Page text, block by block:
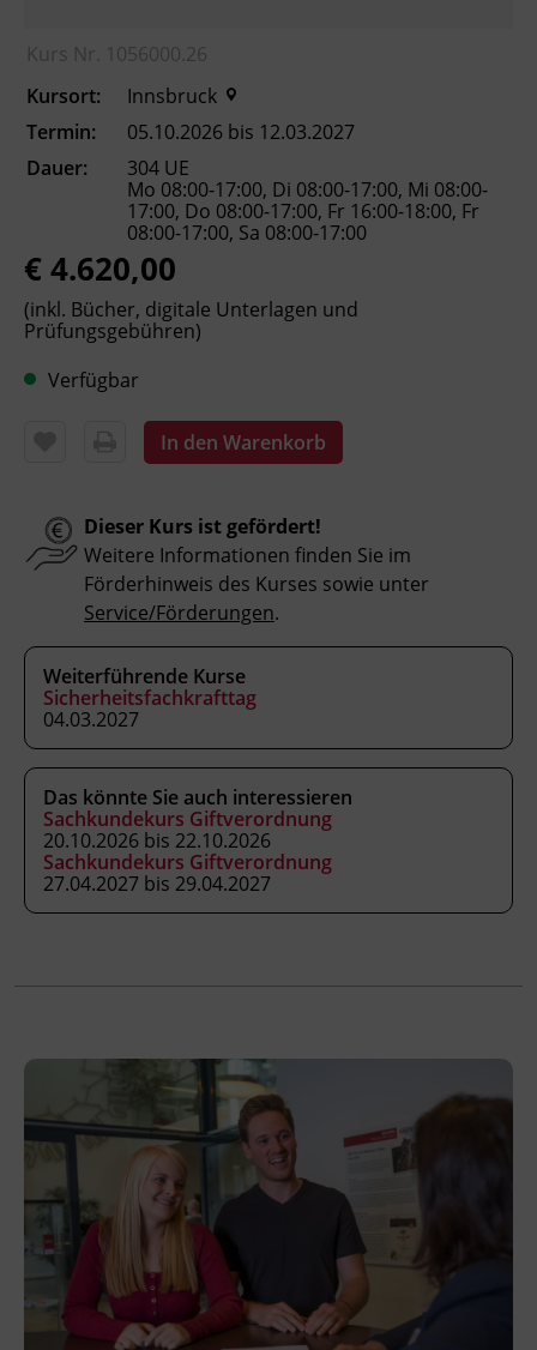
Inhalte
Nach Abschluss der Ausbildung können die
Teilnehmenden:
das ASchG und die dazu erlassenen
Verordnungen im betrieblichen Alltag
anwenden.
Arbeitsplätze und Tätigkeiten
systematisch evaluieren und Gefahren
sicherheitstechnische Maßnahmen für
Betriebe planen und deren Umsetzung
begleiten.
Rechtsvorschriften berücksichtigen.
Arbeitgeber_innen und
Mitarbeiter_innen in Fragen des
Arbeitnehmer_innenschutzes beraten.
Kommunikations-, Argumentations-,
Präsentations- und
Moderationstechniken in
Konfliktsituationen einsetzen.
sicherheitstechnische Vorschläge für ein
Unternehmen in einer Projektarbeit
ausarbeiten.
die Aufgaben, Pflichten und die
Verantwortung der Sicherheitsfachkraft
wahrnehmen.
Fachtrainer_in
Abschluss
Zeugnis
Abschlussinformation
Kurs Nr. 1056000.26
Kursort:
Innsbruck
Termin:
05.10.2026 bis 12.03.2027
Dauer:
304 UE
Mo 08:00-17:00, Di 08:00-17:00, Mi 08:00-
17:00, Do 08:00-17:00, Fr 16:00-18:00, Fr
08:00-17:00, Sa 08:00-17:00
€ 4.620,00
(inkl. Bücher, digitale Unterlagen und
Prüfungsgebühren)
Verfügbar
In den Warenkorb
Dieser Kurs ist gefördert!
Weitere Informationen finden Sie im
Förderhinweis des Kurses sowie unter
Service/Förderungen.
Weiterführende Kurse
Sicherheitsfachkrafttag
04.03.2027
Das könnte Sie auch interessieren
Sachkundekurs Giftverordnung
20.10.2026 bis 22.10.2026
Sachkundekurs Giftverordnung
27.04.2027 bis 29.04.2027